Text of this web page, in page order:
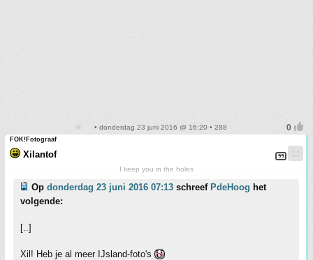
• donderdag 23 juni 2016 @ 16:20 • 288
FOK!Fotograaf
Xilantof
I keep you in the holes
Op donderdag 23 juni 2016 07:13 schreef PdeHoog het
volgende:
[..]
Xil! Heb je al meer IJsland-foto's